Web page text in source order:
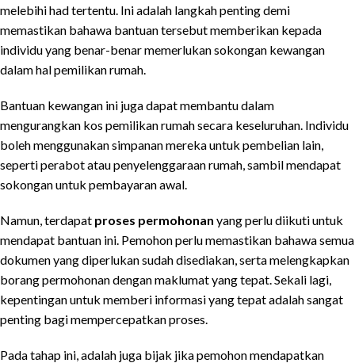
melebihi had tertentu. Ini adalah langkah penting demi
memastikan bahawa bantuan tersebut memberikan kepada
individu yang benar-benar memerlukan sokongan kewangan
dalam hal pemilikan rumah.
Bantuan kewangan ini juga dapat membantu dalam
mengurangkan kos pemilikan rumah secara keseluruhan. Individu
boleh menggunakan simpanan mereka untuk pembelian lain,
seperti perabot atau penyelenggaraan rumah, sambil mendapat
sokongan untuk pembayaran awal.
Namun, terdapat proses permohonan yang perlu diikuti untuk
mendapat bantuan ini. Pemohon perlu memastikan bahawa semua
dokumen yang diperlukan sudah disediakan, serta melengkapkan
borang permohonan dengan maklumat yang tepat. Sekali lagi,
kepentingan untuk memberi informasi yang tepat adalah sangat
penting bagi mempercepatkan proses.
Pada tahap ini, adalah juga bijak jika pemohon mendapatkan